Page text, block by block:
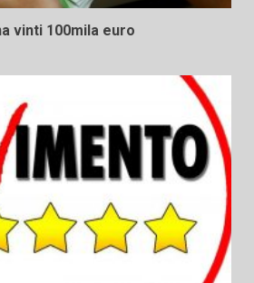
vinti 100mila euro